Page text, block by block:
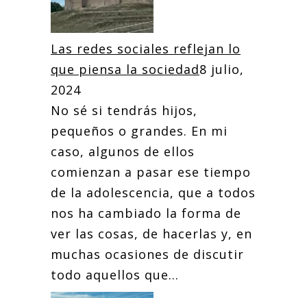
Las redes sociales reflejan lo
que piensa la sociedad8 julio,
2024
No sé si tendrás hijos,
pequeños o grandes. En mi
caso, algunos de ellos
comienzan a pasar ese tiempo
de la adolescencia, que a todos
nos ha cambiado la forma de
ver las cosas, de hacerlas y, en
muchas ocasiones de discutir
todo aquellos que...